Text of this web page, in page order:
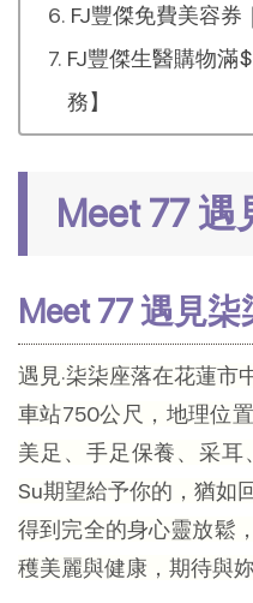
FJ豐傑免費美容券
FJ豐傑生醫購物滿
務】
Meet 77
Meet 77 遇見柒
遇見·柒柒座落在花蓮市
車站750公尺，地理位
美足、手足保養、采
Su期望給予你的，猶如
得到完全的身心靈放鬆
穫美麗與健康，期待與